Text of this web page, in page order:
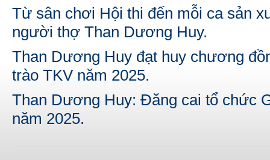
Từ sân chơi Hội thi đến mỗi ca sản
người thợ Than Dương Huy.
Than Dương Huy đạt huy chương
trào TKV năm 2025.
Than Dương Huy: Đăng cai tổ chức
năm 2025.